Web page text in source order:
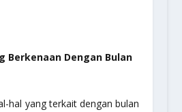
Berkenaan Dengan Bulan
hal yang terkait dengan bulan